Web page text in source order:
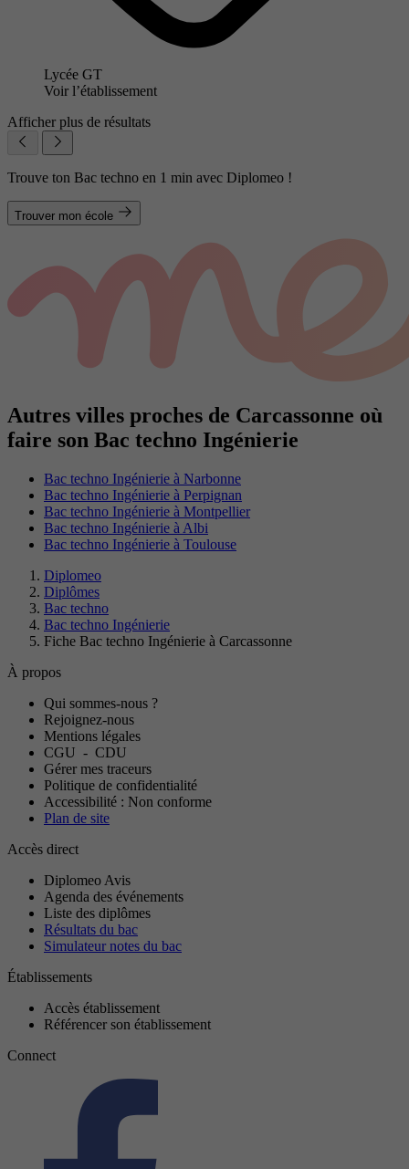
Lycée GT
Voir l’établissement
Afficher plus de résultats
Trouve ton Bac techno en 1 min avec Diplomeo !
Trouver mon école
Autres villes proches de Carcassonne où
faire son Bac techno Ingénierie
Bac techno Ingénierie à Narbonne
Bac techno Ingénierie à Perpignan
Bac techno Ingénierie à Montpellier
Bac techno Ingénierie à Albi
Bac techno Ingénierie à Toulouse
Diplomeo
Diplômes
Bac techno
Bac techno Ingénierie
Fiche Bac techno Ingénierie à Carcassonne
À propos
Qui sommes-nous ?
Rejoignez-nous
Mentions légales
CGU - CDU
Gérer mes traceurs
Politique de confidentialité
Accessibilité : Non conforme
Plan de site
Accès direct
Diplomeo Avis
Agenda des événements
Liste des diplômes
Résultats du bac
Simulateur notes du bac
Établissements
Accès établissement
Référencer son établissement
Connect